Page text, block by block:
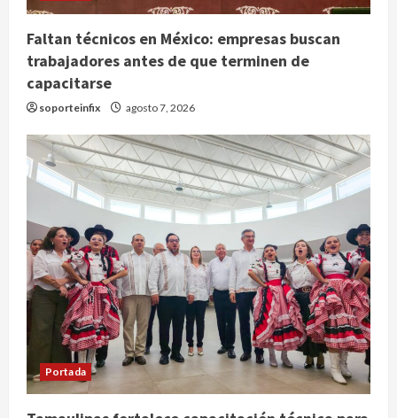
Faltan técnicos en México: empresas buscan
trabajadores antes de que terminen de
capacitarse
soporteinfix agosto 7, 2026
Portada
2
México Sub-20 derrota a Canadá y
avanza a la final del Premundial
agosto 8, 2026
Defunciones en México bajan en
2025 a niveles previos a la
pandemia, señala Inegi
agosto 8, 2026
4
Pronostican victoria 3-1 de América
Femenil sobre Cruz Azul en la
Jornada 2
agosto 8, 2026
De la Espriella pronuncia su primer
discurso como presidente de